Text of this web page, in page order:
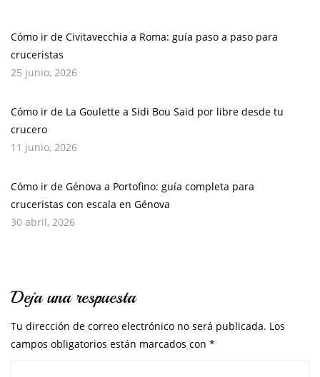
Cómo ir de Civitavecchia a Roma: guía paso a paso para
cruceristas
25 junio, 2026
Cómo ir de La Goulette a Sidi Bou Said por libre desde tu
crucero
11 junio, 2026
Cómo ir de Génova a Portofino: guía completa para
cruceristas con escala en Génova
30 abril, 2026
Deja una respuesta
Tu dirección de correo electrónico no será publicada. Los
campos obligatorios están marcados con *